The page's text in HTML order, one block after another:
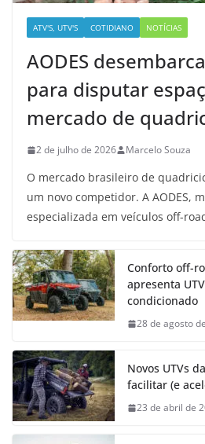
ATV'S, UTV'S COTIDIANO NOTÍCIAS
AODES
para disputar
mercado de
2 de julho de 2026 Marcelo Souza
O mercado brasileiro de
um novo competidor. A AODES,
especializada em veículos off-
Conforto off-
apresenta
condicionado
28 de agosto
Novos UTVs
facilitar (e
23 de abril de